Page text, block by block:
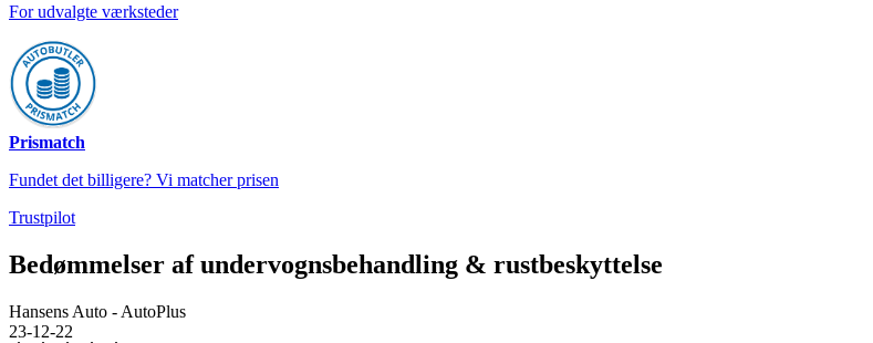
For udvalgte værksteder
Prismatch
Fundet det billigere? Vi matcher prisen
Trustpilot
Bedømmelser af undervognsbehandling & rustbeskyttelse
Hansens Auto - AutoPlus
23-12-22